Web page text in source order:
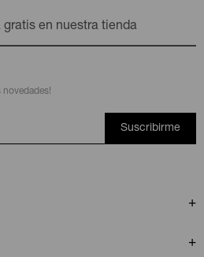
en nuestra tienda
novedades!
Suscribirme